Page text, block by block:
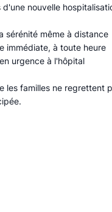
d'une nouvelle
sérénité même à distance
immédiate, à toute heure
urgence à l'hôpital
les familles ne regrettent